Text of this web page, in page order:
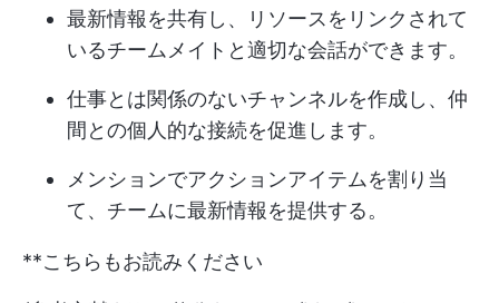
最新情報を共有し、リソースをリンクされて
いるチームメイトと適切な会話ができます。
仕事とは関係のないチャンネルを作成し、仲
間との個人的な接続を促進します。
メンションでアクションアイテムを割り当
て、チームに最新情報を提供する。
**こちらもお読みください